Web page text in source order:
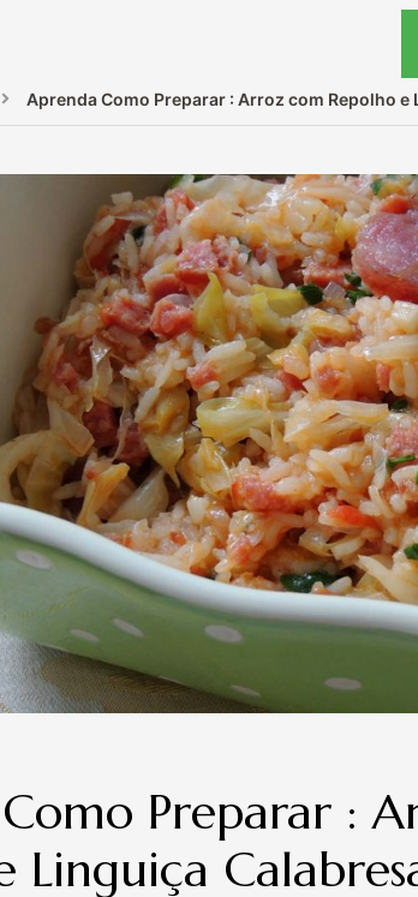
Aprenda Como Preparar : Arroz com Repolho e
Preparar :
Linguiça